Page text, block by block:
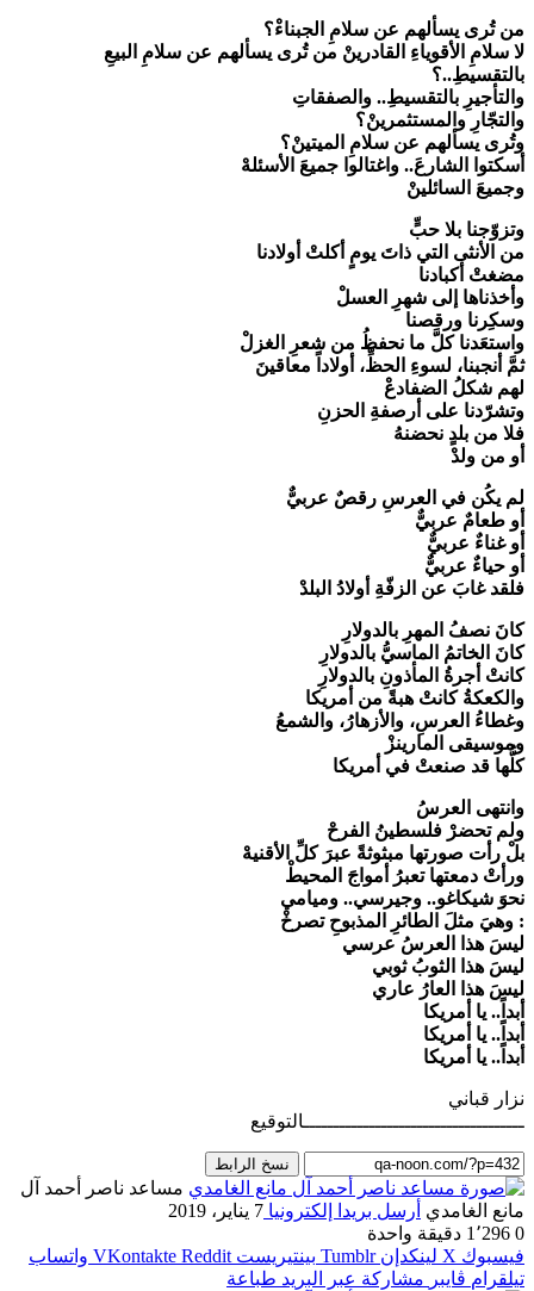
من تُرى يسألهم عن سلامِ الجبناءْ؟
لا سلامِ الأقوياءِ القادرينْ من تُرى يسألهم عن سلامِ البيعِ
بالتقسيطِ..؟
والتأجيرِ بالتقسيطِ.. والصفقاتِ
والتجّارِ والمستثمرينْ؟
وتُرى يسألهم عن سلامِ الميتينْ؟
أسكتوا الشارعَ.. واغتالوا جميعَ الأسئلهْ
وجميعَ السائلينْ
وتزوّجنا بلا حبٍّ
من الأنثى التي ذاتَ يومٍ أكلتْ أولادنا
مضغتْ أكبادنا
وأخذناها إلى شهرِ العسلْ
وسكِرنا ورقصنا
واستعَدنا كلَّ ما نحفظُ من شعرِ الغزلْ
ثمَّ أنجبنا، لسوءِ الحظِّ، أولاداً معاقينَ
لهم شكلُ الضفادعْ
وتشرّدنا على أرصفةِ الحزنِ
فلا من بلدٍ نحضنهُ
أو من ولدْ
لم يكُن في العرسِ رقصٌ عربيٌّ
أو طعامٌ عربيٌّ
أو غناءٌ عربيٌّ
أو حياءٌ عربيٌّ
فلقد غابَ عن الزفّةِ أولادُ البلدْ
كانَ نصفُ المهرِ بالدولارِ
كانَ الخاتمُ الماسيُّ بالدولارِ
كانتْ أجرةُ المأذونِ بالدولارِ
والكعكةُ كانتْ هبةً من أمريكا
وغطاءُ العرسِ، والأزهارُ، والشمعُ
وموسيقى المارينزْ
كلُّها قد صنعتْ في أمريكا
وانتهى العرسُ
ولم تحضرْ فلسطينُ الفرحْ
بلْ رأت صورتها مبثوثةً عبرَ كلِّ الأقنيهْ
ورأتْ دمعتها تعبرُ أمواجَ المحيطْ
نحوَ شيكاغو.. وجيرسي.. وميامي
: وهيَ مثلَ الطائرِ المذبوحِ تصرخْ
ليسَ هذا العرسُ عرسي
ليسَ هذا الثوبُ ثوبي
ليسَ هذا العارُ عاري
أبداً.. يا أمريكا
أبداً.. يا أمريكا
أبداً.. يا أمريكا
نزار قباني
ـــــــــــــــــــــــــــــــــــــالتوقيع
نسخ الرابط
مساعد ناصر أحمد آل
مانع الغامدي أرسل بريدا إلكترونيا 7 يناير، 2019
0
دقيقة واحدة
فيسبوك ‫X لينكدإن بينتيريست
واتساب
تيلقرام ڤايبر مشاركة عبر البريد طباعة